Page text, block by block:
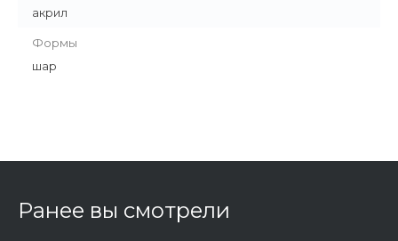
акрил
Формы
шар
Ранее вы смотрели